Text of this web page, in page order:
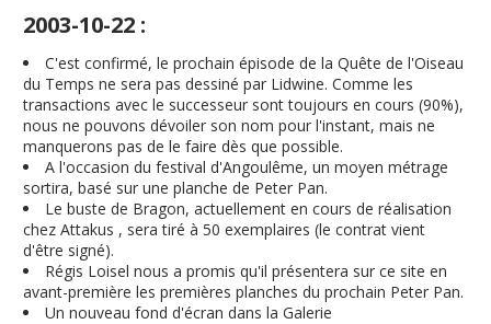
2003-10-22 :
C'est confirmé, le prochain épisode de la Quête de l'Oiseau
du Temps ne sera pas dessiné par Lidwine. Comme les
transactions avec le successeur sont toujours en cours (90%),
nous ne pouvons dévoiler son nom pour l'instant, mais ne
manquerons pas de le faire dès que possible.
A l'occasion du festival d'Angoulême, un moyen métrage
sortira, basé sur une planche de Peter Pan.
Le buste de Bragon, actuellement en cours de réalisation
chez Attakus , sera tiré à 50 exemplaires (le contrat vient
d'être signé).
Régis Loisel nous a promis qu'il présentera sur ce site en
avant-première les premières planches du prochain Peter Pan.
Un nouveau fond d'écran dans la Galerie